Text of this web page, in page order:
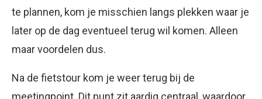
te plannen, kom je misschien langs plekken waar je
later op de dag eventueel terug wil komen. Alleen
maar voordelen dus.
Na de fietstour kom je weer terug bij de
meetingpoint. Dit punt zit aardig centraal, waardoor